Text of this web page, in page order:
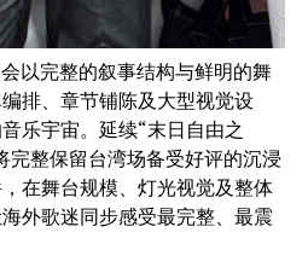
以完整的叙事结构与鲜明的舞
排、章节铺陈及大型视觉设
乐宇宙。延续“末日自由之
完整保留台湾场备受好评的沉浸
在舞台规模、灯光视觉及整体
外歌迷同步感受最完整、最震